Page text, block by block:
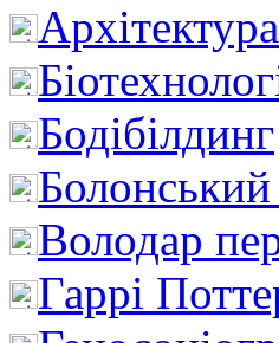
Бодібілдинг
Володар
Гаррі